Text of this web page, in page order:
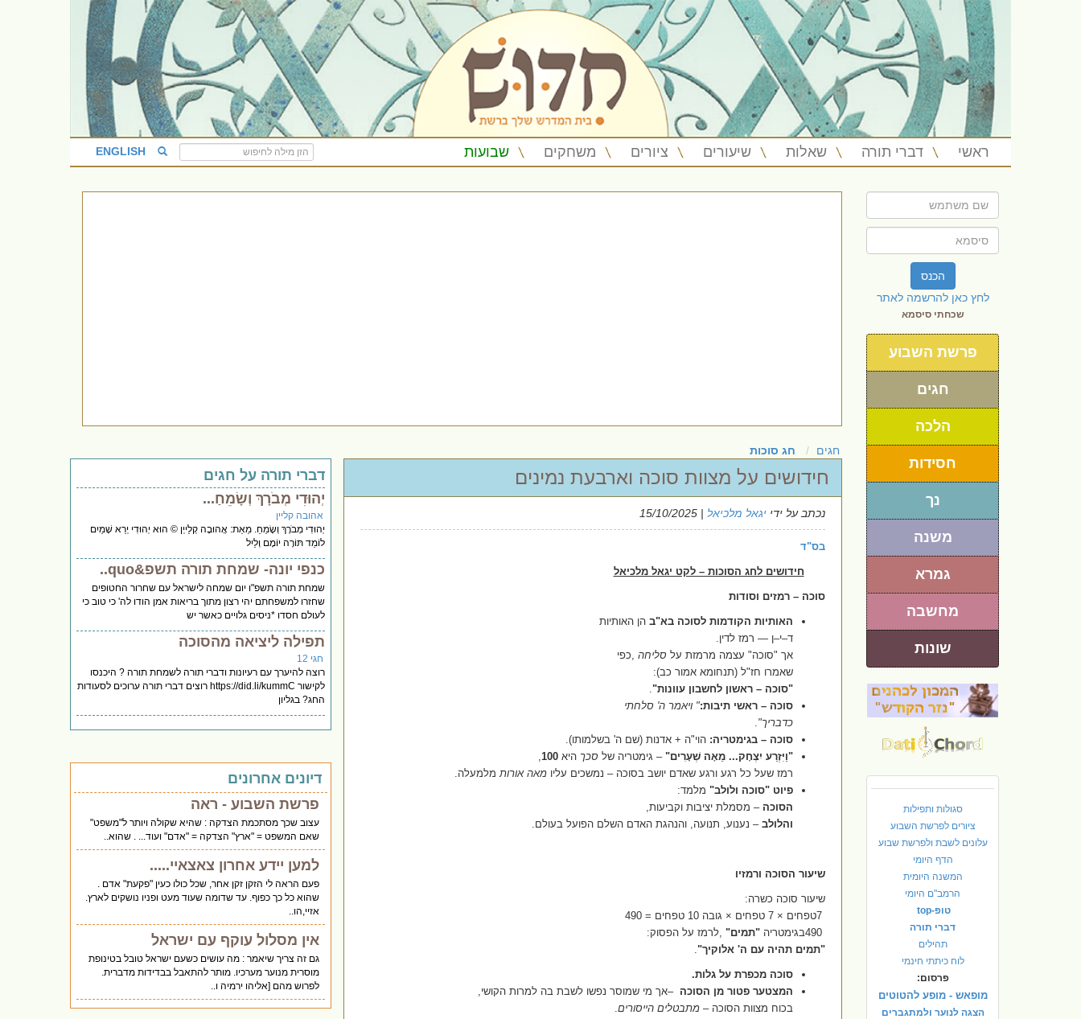
ראשי דברי תורה שאלות שיעורים ציורים משחקים שבועות ENGLISH
הכנס
לחץ כאן להרשמה לאתר
שכחתי סיסמא
פרשת השבוע
חגים
הלכה
חסידות
נך
משנה
גמרא
מחשבה
שונות
סגולות ותפילות
ציורים לפרשת השבוע
עלונים לשבת ולפרשת שבוע
הדף היומי
המשנה היומית
הרמב"ם היומי
טופ-top
דברי תורה
תהילים
לוח כיתתי חינמי
פרסום:
מופאש - מופע להטוטים
הצגה לנוער ולמתגברים
חגים חג סוכות
חידושים על מצוות סוכה וארבעת נמינים
נכתב על ידי יגאל מלכיאל | 15/10/2025
בס"ד
חידושים לחג הסוכות – לקט יגאל מלכיאל
סוכה – רמזים וסודות
האותיות הקודמות לסוכה בא"ב הן האותיות
ד–י–ן — רמז לדין
אך "סוכה" עצמה מרמזת על סליחה כפי
שאמרו חז"ל (תנחומא אמור כב):
"סוכה – ראשון לחשבון עוונות"
סוכה – ראשי תיבות:
" ויאמר ה' סלחתי
כדבריך"
סוכה – בגימטריה: הוי"ה + אדנות (שם ה' בשלמותו)
"וַיִּזְרַע יִצְחָק... מֵאָה שְׁעָרִים"
– גימטריה של סכך היא 100
רמז שעל כל רגע ורגע שאדם יושב בסוכה – נמשכים עליו מאה אורות מלמעלה
פיוט "סוכה ולולב" מלמד:
הסוכה– מסמלת יציבות וקביעות
והלולב – נענוע, תנועה, והנהגת האדם השלם הפועל בעולם
שיעור הסוכה ורמזיו
שיעור סוכה כשרה:
7טפחים × 7 טפחים × גובה 10 טפחים = 490
490בגימטריה "תמים" לרמז על הפסוק:
"תמים תהיה עם ה' אלוקיך"
סוכה מכפרת על גלות.
המצטער פטור מן הסוכה –אך מי שמוסר נפשו לשבת בה למרות הקושי
בכוח מצוות הסוכה – מתבטלים הייסורים
דברי תורה על חגים
יְהוּדִי מְבֹרָךְ וְשָׂמֵחַ...
אהובה קליין
יְהוּדִי מְבֹרָךְ וְשָׂמֵחַ. מֵאֵת: אֲהוּבָה קְלַייְן © הוּא יְהוּדִי יְרֵא שָׁמַיִם
לוֹמֵד תּוֹרָה יוֹמָם וְלַיִל
כנפי יונה- שמחת תורה תשפ&quo..
שמחת תורה תשפ"ו יום שמחה לישראל עם שחרור החטופים
שחזרו למשפחתם יהי רצון מתוך בריאות אמן הודו לה' כי טוב כי
לעולם חסדו *ניסים גלויים כאשר יש
תפילה ליציאה מהסוכה
חגי 12
רוצה להיערך עם רעיונות ודברי תורה לשמחת תורה ? היכנסו
לקישור https://did.li/kummC רוצים דברי תורה ערוכים לסעודות
החג? בגליון
דיונים אחרונים
פרשת השבוע - ראה
עצוב שכך מסתכמת הצדקה : שהיא שקולה ויותר ל"משפט"
שאם המשפט = "ארץ" הצדקה = "אדם" ועוד... . שהוא..
למען יידע אחרון צאצאיי.....
פעם הראה לי הזקן זקן אחר, שכל כולו כעין "פקעת" אדם .
שהוא כל כך כפוף. עד שדומה שעוד מעט ופניו נושקים לארץ.
אזיי,הו..
אין מסלול עוקף עם ישראל
גם זה צריך שיאמר : מה עושים כשעם ישראל טובל בטינופת
מוסרית מנוער מערכיו. מותר להתאבל בבדידות מדברית.
לפרוש מהם [אליהו ירמיה ו..